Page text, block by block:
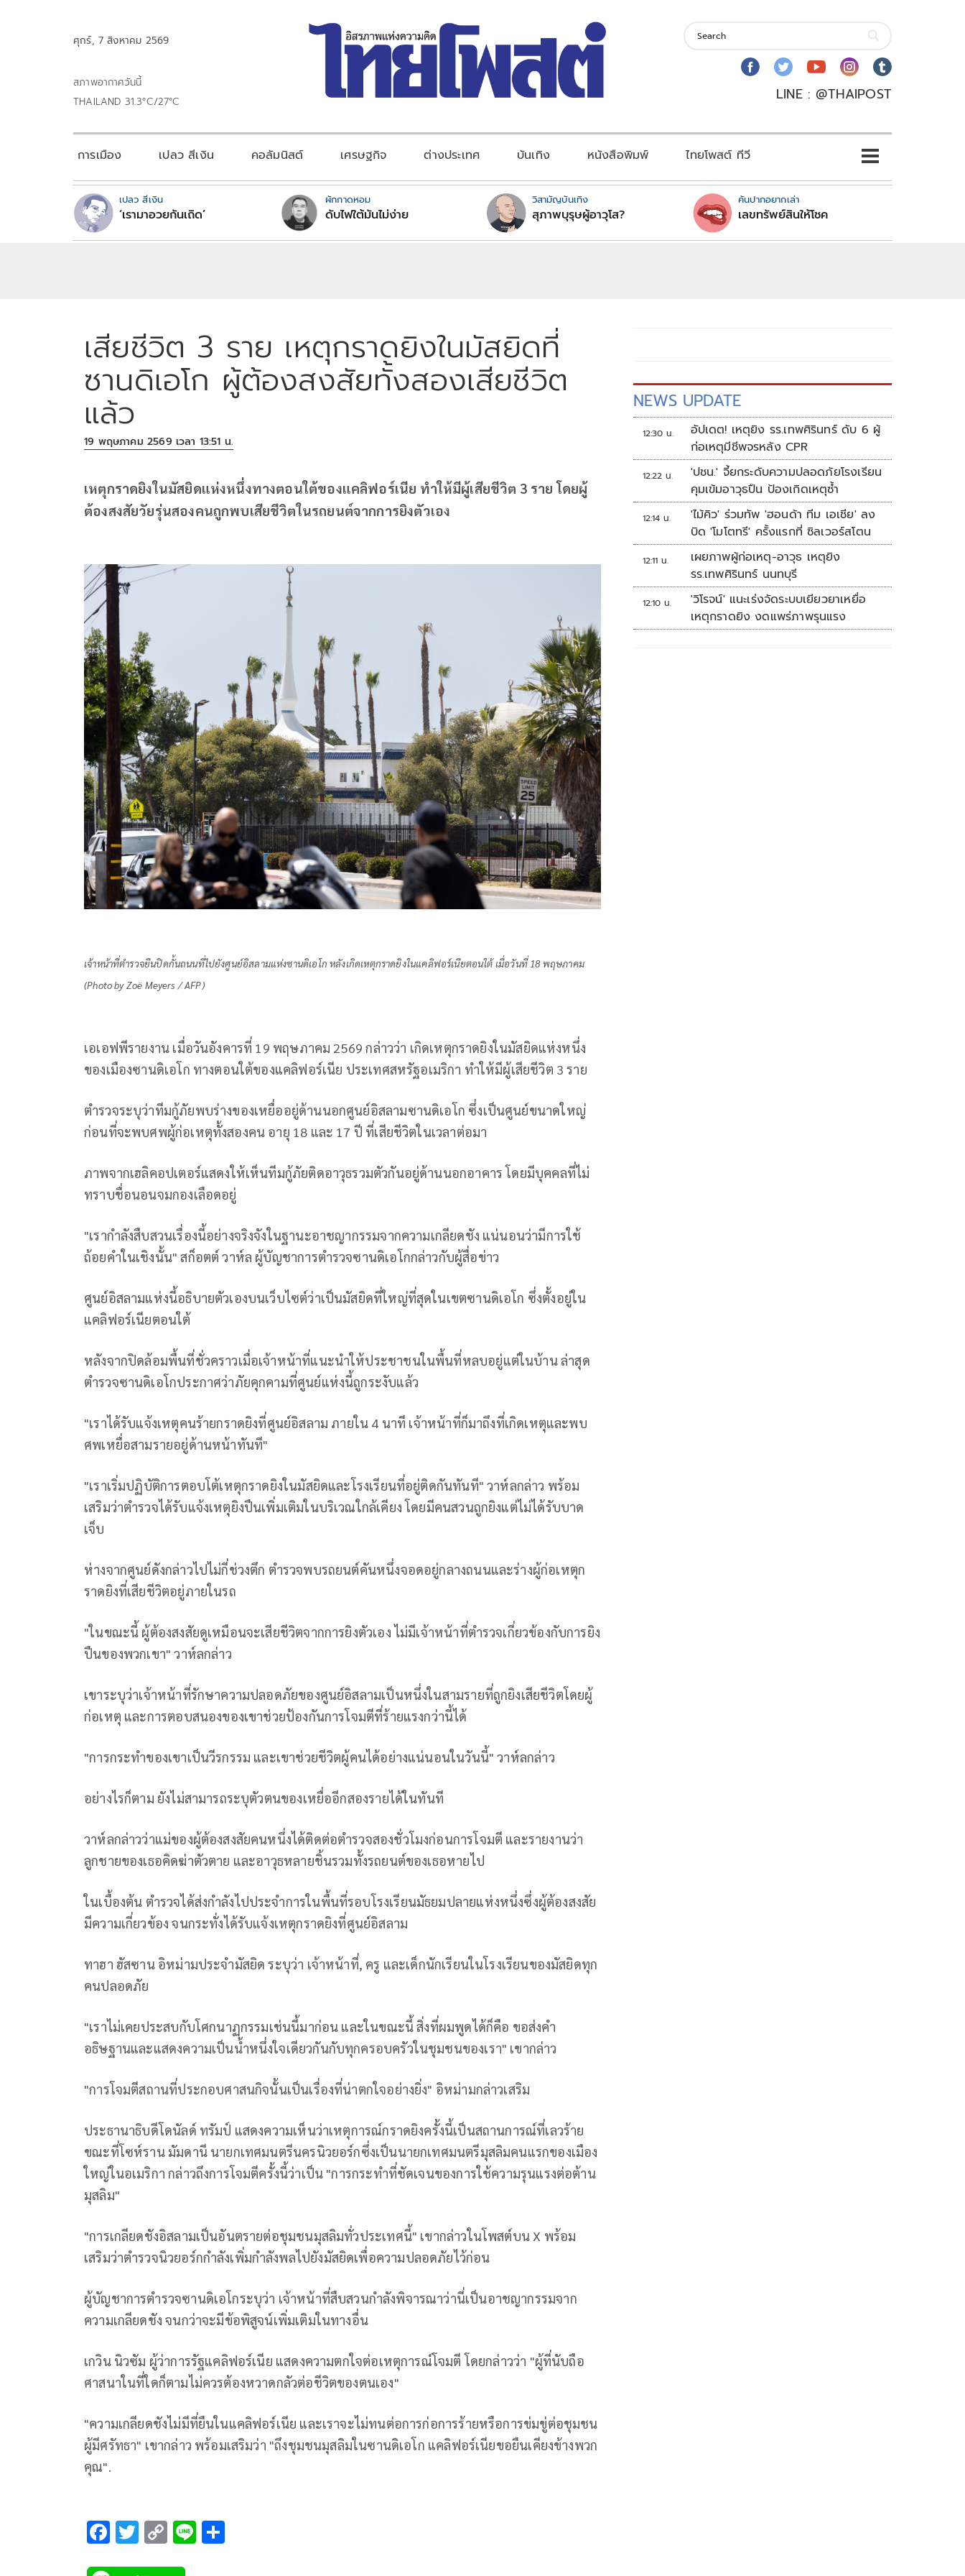
ศุกร์, 7 สิงหาคม 2569
สภาพอากาศวันนี้
THAILAND 31.3°C/27°C
LINE : @THAIPOST
การเมือง เปลว สีเงิน คอลัมนิสต์ เศรษฐกิจ ต่างประเทศ บันเทิง หนังสือพิมพ์ ไทยโพสต์ ทีวี
เปลว สีเงิน
‘เรามาอวยกันเถิด’
ผักกาดหอม
ดับไฟใต้มันไม่ง่าย
วิสามัญบันเทิง
สุภาพบุรุษผู้อาวุโส?
คันปากอยากเล่า
เลขทรัพย์สินให้โชค
เสียชีวิต 3 ราย เหตุกราดยิงในมัสยิดที่
ซานดิเอโก ผู้ต้องสงสัยทั้งสองเสียชีวิต
แล้ว
19 พฤษภาคม 2569 เวลา 13:51 น.
เหตุกราดยิงในมัสยิดแห่งหนึ่งทางตอนใต้ของแคลิฟอร์เนีย ทำให้มีผู้เสียชีวิต 3 ราย โดยผู้
ต้องสงสัยวัยรุ่นสองคนถูกพบเสียชีวิตในรถยนต์จากการยิงตัวเอง
เจ้าหน้าที่ตำรวจยืนปิดกั้นถนนที่ไปยังศูนย์อิสลามแห่งซานดิเอโก หลังเกิดเหตุกราดยิงในแคลิฟอร์เนียตอนใต้ เมื่อวันที่ 18 พฤษภาคม
(Photo by Zoë Meyers / AFP)
เอเอฟพีรายงาน เมื่อวันอังคารที่ 19 พฤษภาคม 2569 กล่าวว่า เกิดเหตุกราดยิงในมัสยิดแห่งหนึ่ง
ของเมืองซานดิเอโก ทางตอนใต้ของแคลิฟอร์เนีย ประเทศสหรัฐอเมริกา ทำให้มีผู้เสียชีวิต 3 ราย
ตำรวจระบุว่าทีมกู้ภัยพบร่างของเหยื่ออยู่ด้านนอกศูนย์อิสลามซานดิเอโก ซึ่งเป็นศูนย์ขนาดใหญ่
ก่อนที่จะพบศพผู้ก่อเหตุทั้งสองคน อายุ 18 และ 17 ปี ที่เสียชีวิตในเวลาต่อมา
ภาพจากเฮลิคอปเตอร์แสดงให้เห็นทีมกู้ภัยติดอาวุธรวมตัวกันอยู่ด้านนอกอาคาร โดยมีบุคคลที่ไม่
ทราบชื่อนอนจมกองเลือดอยู่
"เรากำลังสืบสวนเรื่องนี้อย่างจริงจังในฐานะอาชญากรรมจากความเกลียดชัง แน่นอนว่ามีการใช้
ถ้อยคำในเชิงนั้น" สก็อตต์ วาห์ล ผู้บัญชาการตำรวจซานดิเอโกกล่าวกับผู้สื่อข่าว
ศูนย์อิสลามแห่งนี้อธิบายตัวเองบนเว็บไซต์ว่าเป็นมัสยิดที่ใหญ่ที่สุดในเขตซานดิเอโก ซึ่งตั้งอยู่ใน
แคลิฟอร์เนียตอนใต้
หลังจากปิดล้อมพื้นที่ชั่วคราวเมื่อเจ้าหน้าที่แนะนำให้ประชาชนในพื้นที่หลบอยู่แต่ในบ้าน ล่าสุด
ตำรวจซานดิเอโกประกาศว่าภัยคุกคามที่ศูนย์แห่งนี้ถูกระงับแล้ว
"เราได้รับแจ้งเหตุคนร้ายกราดยิงที่ศูนย์อิสลาม ภายใน 4 นาที เจ้าหน้าที่ก็มาถึงที่เกิดเหตุและพบ
ศพเหยื่อสามรายอยู่ด้านหน้าทันที"
"เราเริ่มปฏิบัติการตอบโต้เหตุกราดยิงในมัสยิดและโรงเรียนที่อยู่ติดกันทันที" วาห์ลกล่าว พร้อม
เสริมว่าตำรวจได้รับแจ้งเหตุยิงปืนเพิ่มเติมในบริเวณใกล้เคียง โดยมีคนสวนถูกยิงแต่ไม่ได้รับบาด
เจ็บ
ห่างจากศูนย์ดังกล่าวไปไม่กี่ช่วงตึก ตำรวจพบรถยนต์คันหนึ่งจอดอยู่กลางถนนและร่างผู้ก่อเหตุก
ราดยิงที่เสียชีวิตอยู่ภายในรถ
"ในขณะนี้ ผู้ต้องสงสัยดูเหมือนจะเสียชีวิตจากการยิงตัวเอง ไม่มีเจ้าหน้าที่ตำรวจเกี่ยวข้องกับการยิง
ปืนของพวกเขา" วาห์ลกล่าว
เขาระบุว่าเจ้าหน้าที่รักษาความปลอดภัยของศูนย์อิสลามเป็นหนึ่งในสามรายที่ถูกยิงเสียชีวิตโดยผู้
ก่อเหตุ และการตอบสนองของเขาช่วยป้องกันการโจมตีที่ร้ายแรงกว่านี้ได้
"การกระทำของเขาเป็นวีรกรรม และเขาช่วยชีวิตผู้คนได้อย่างแน่นอนในวันนี้" วาห์ลกล่าว
อย่างไรก็ตาม ยังไม่สามารถระบุตัวตนของเหยื่ออีกสองรายได้ในทันที
วาห์ลกล่าวว่าแม่ของผู้ต้องสงสัยคนหนึ่งได้ติดต่อตำรวจสองชั่วโมงก่อนการโจมตี และรายงานว่า
ลูกชายของเธอคิดฆ่าตัวตาย และอาวุธหลายชิ้นรวมทั้งรถยนต์ของเธอหายไป
ในเบื้องต้น ตำรวจได้ส่งกำลังไปประจำการในพื้นที่รอบโรงเรียนมัธยมปลายแห่งหนึ่งซึ่งผู้ต้องสงสัย
มีความเกี่ยวข้อง จนกระทั่งได้รับแจ้งเหตุกราดยิงที่ศูนย์อิสลาม
ทาฮา ฮัสซาน อิหม่ามประจำมัสยิด ระบุว่า เจ้าหน้าที่, ครู และเด็กนักเรียนในโรงเรียนของมัสยิดทุก
คนปลอดภัย
"เราไม่เคยประสบกับโศกนาฏกรรมเช่นนี้มาก่อน และในขณะนี้ สิ่งที่ผมพูดได้ก็คือ ขอส่งคำ
อธิษฐานและแสดงความเป็นน้ำหนึ่งใจเดียวกันกับทุกครอบครัวในชุมชนของเรา" เขากล่าว
"การโจมตีสถานที่ประกอบศาสนกิจนั้นเป็นเรื่องที่น่าตกใจอย่างยิ่ง" อิหม่ามกล่าวเสริม
ประธานาธิบดีโดนัลด์ ทรัมป์ แสดงความเห็นว่าเหตุการณ์กราดยิงครั้งนี้เป็นสถานการณ์ที่เลวร้าย
ขณะที่โซห์ราน มัมดานี นายกเทศมนตรีนครนิวยอร์กซึ่งเป็นนายกเทศมนตรีมุสลิมคนแรกของเมือง
ใหญ่ในอเมริกา กล่าวถึงการโจมตีครั้งนี้ว่าเป็น "การกระทำที่ชัดเจนของการใช้ความรุนแรงต่อต้าน
มุสลิม"
"การเกลียดชังอิสลามเป็นอันตรายต่อชุมชนมุสลิมทั่วประเทศนี้" เขากล่าวในโพสต์บน X พร้อม
เสริมว่าตำรวจนิวยอร์กกำลังเพิ่มกำลังพลไปยังมัสยิดเพื่อความปลอดภัยไว้ก่อน
ผู้บัญชาการตำรวจซานดิเอโกระบุว่า เจ้าหน้าที่สืบสวนกำลังพิจารณาว่านี่เป็นอาชญากรรมจาก
ความเกลียดชัง จนกว่าจะมีข้อพิสูจน์เพิ่มเติมในทางอื่น
เกวิน นิวซัม ผู้ว่าการรัฐแคลิฟอร์เนีย แสดงความตกใจต่อเหตุการณ์โจมตี โดยกล่าวว่า "ผู้ที่นับถือ
ศาสนาในที่ใดก็ตามไม่ควรต้องหวาดกลัวต่อชีวิตของตนเอง"
"ความเกลียดชังไม่มีที่ยืนในแคลิฟอร์เนีย และเราจะไม่ทนต่อการก่อการร้ายหรือการข่มขู่ต่อชุมชน
ผู้มีศรัทธา" เขากล่าว พร้อมเสริมว่า "ถึงชุมชนมุสลิมในซานดิเอโก แคลิฟอร์เนียขอยืนเคียงข้างพวก
คุณ".
F T C Li
NEWS UPDATE
12:30 น.
อัปเดต! เหตุยิง รร.เทพศิรินทร์ ดับ 6 ผู้
ก่อเหตุมีชีพจรหลัง CPR
12:22 น.
'ปชน.' จี้ยกระดับความปลอดภัยโรงเรียน
คุมเข้มอาวุธปืน ป้องเกิดเหตุซ้ำ
12:14 น.
'ไม้คิว' ร่วมทัพ 'ฮอนด้า ทีม เอเชีย' ลง
บิด 'โมโตทรี' ครั้งแรกที่ ซิลเวอร์สโตน
12:11 น.
เผยภาพผู้ก่อเหตุ-อาวุธ เหตุยิง
รร.เทพศิรินทร์ นนทบุรี
12:10 น.
'วิโรจน์' แนะเร่งจัดระบบเยียวยาเหยื่อ
เหตุกราดยิง งดแพร่ภาพรุนแรง